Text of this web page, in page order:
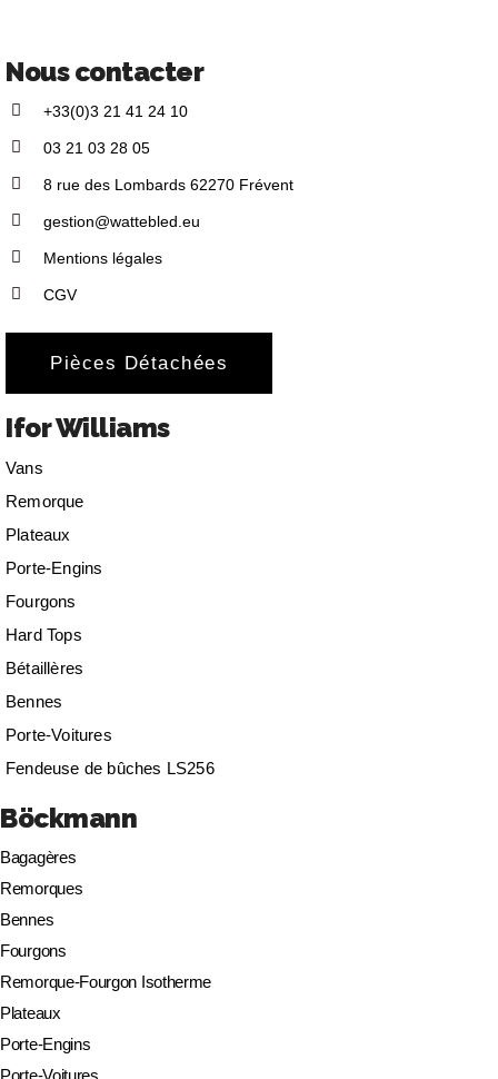
Nous contacter
+33(0)3 21 41 24 10
03 21 03 28 05
8 rue des Lombards 62270 Frévent
gestion@wattebled.eu
Mentions légales
CGV
Pièces Détachées
Ifor Williams
Vans
Remorque
Plateaux
Porte-Engins
Fourgons
Hard Tops
Bétaillères
Bennes
Porte-Voitures
Fendeuse de bûches LS256
Böckmann
Bagagères
Remorques
Bennes
Fourgons
Remorque-Fourgon Isotherme
Plateaux
Porte-Engins
Porte-Voitures